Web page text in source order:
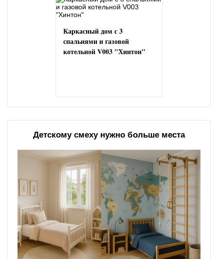
Каркасный дом с 3
спальнями и газовой
котельной V003 "Хинтон"
Детскому смеху нужно больше места